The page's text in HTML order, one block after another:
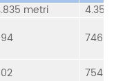
metri
746
754